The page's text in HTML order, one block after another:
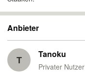
Anbieter
T Tanoku
Privater Nutzer